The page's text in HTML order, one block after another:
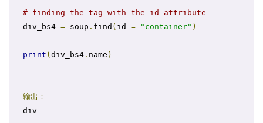
# finding the tag with the id attribute
div_bs4 = soup . find ( id = "container" )
print ( div_bs4. name )
输出：
div